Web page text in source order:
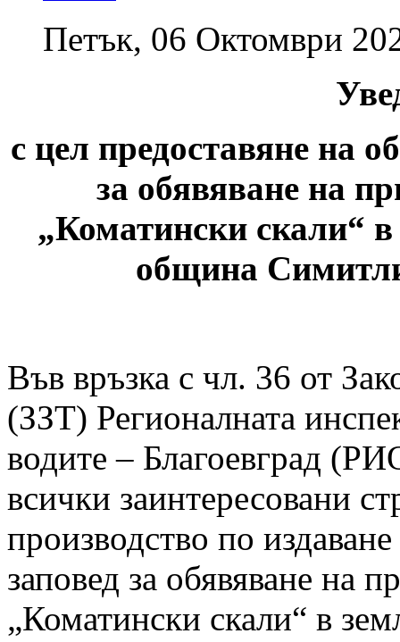
Петък, 06 Октомври
с цел предоставяне на
за обявяване на
„Коматински скали“
община
Във връзка с чл. 36 от
(ЗЗТ) Регионалната
водите – Благоевград
всички заинтересовани
производство по
заповед за обявяване на
„Коматински скали“ в